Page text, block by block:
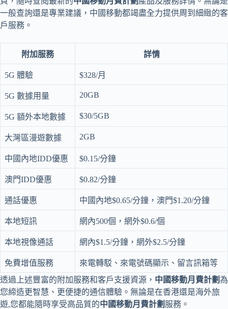
一般查詢還是專業建議，中國移動都竭盡全力提供周到細緻的客
戶服務。
附加服務 詳情
5G 體驗 $328/月
5G 數據用量 20GB
5G 額外本地數據 $30/5GB
大灣區漫遊數據 2GB
中國內地IDD優惠 $0.15/分鐘
澳門IDD優惠 $0.82/分鐘
通話優惠 中國內地$0.65/分鐘，澳門$1.20/分鐘
本地短訊 網內500個，網外$0.6/個
本地視像通話 網內$1.5/分鐘，網外$2.5/分鐘
免費增值服務
來電轉駁、來電號碼顯示、留言訊箱等
透過上述豐富的附加服務和客戶支援資源， 中國移動月費計劃為
您締造更智慧、更便捷的通信體驗。無論是在香港還是海外旅
遊,您都能隨時享受高品質的中國移動月費計劃 服務。